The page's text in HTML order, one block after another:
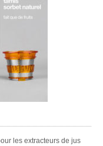
les extracteurs de jus